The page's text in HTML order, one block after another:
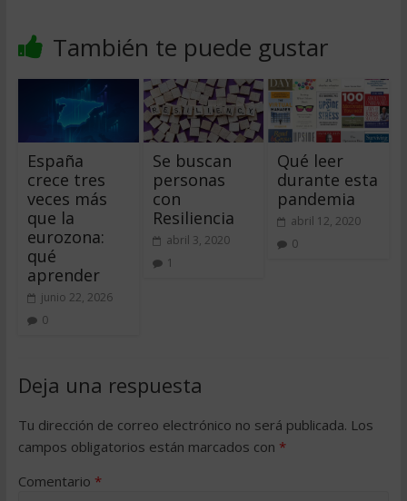
También te puede gustar
España
crece tres
veces más
que la
eurozona:
qué
aprender
junio 22, 2026
0
Se buscan
personas
con
Resiliencia
abril 3, 2020
1
Qué leer
durante esta
pandemia
abril 12, 2020
0
Deja una respuesta
Tu dirección de correo electrónico no será publicada. Los
campos obligatorios están marcados con *
Comentario *